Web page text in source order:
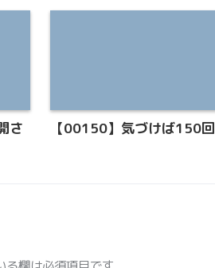
さ
【00150】気づけば150回